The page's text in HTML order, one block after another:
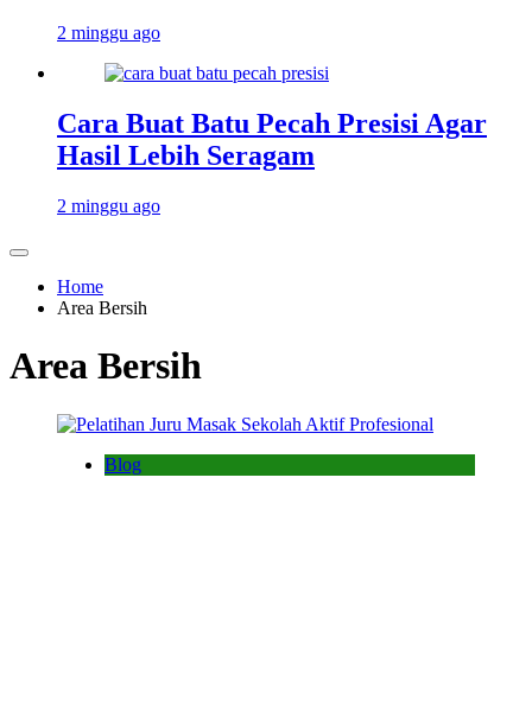
2 minggu ago
Cara Buat Batu Pecah Presisi Agar
Hasil Lebih Seragam
2 minggu ago
Home
Area Bersih
Area Bersih
Blog